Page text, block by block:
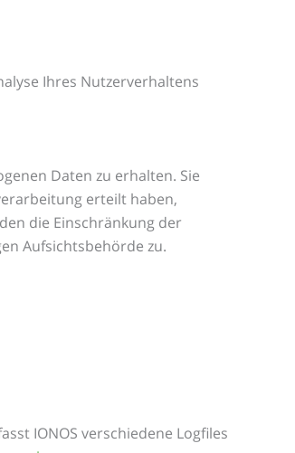
Ihres Nutzerverhaltens
Daten zu erhalten. Sie
erteilt haben,
die Einschränkung der
Aufsichtsbehörde zu.
IONOS verschiedene Logfiles